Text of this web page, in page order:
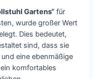
Gartens“ für
wurde großer Wert
Dies bedeutet,
sind, dass sie
eine ebenmäßige
komfortables